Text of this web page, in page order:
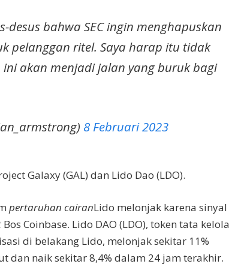
desus bahwa SEC ingin menghapuskan
pelanggan ritel. Saya harap itu tidak
akan menjadi jalan yang buruk bagi
8 Februari 2023
Galaxy (GAL) dan Lido Dao (LDO).
pertaruhan cairanLido melonjak karena sinyal
Bos Coinbase. Lido DAO (LDO), token tata kelola
di belakang Lido, melonjak sekitar 11%
dan naik sekitar 8,4% dalam 24 jam terakhir.